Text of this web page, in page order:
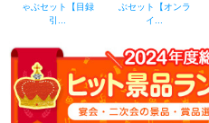
ゃぶセット【目録
引...
ぶセット【オンラ
イ...